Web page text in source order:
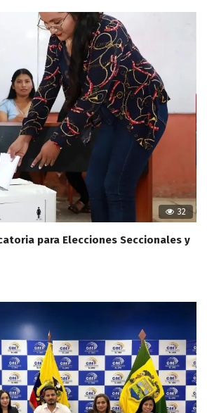
32
para Elecciones Seccionales y